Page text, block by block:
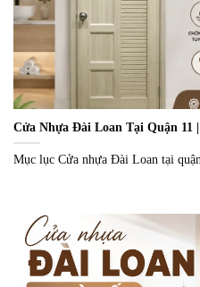
Cửa Nhựa Đài Loan Tại Quận 11
Mục lục Cửa nhựa Đài Loan tại